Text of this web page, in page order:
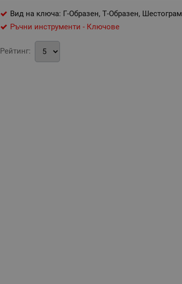
Вид на ключа: Г-Образен, Т-Образен, Шестограм
Ръчни инструменти - Ключове
Рейтинг: